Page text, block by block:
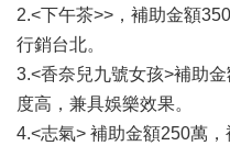
藝
文
空
間
歷
2.<下午茶>>，補助金額
行銷台北。
3.<香奈兒九號女孩>補助
度高，兼具娛樂效果。
4.<志氣> 補助金額250萬